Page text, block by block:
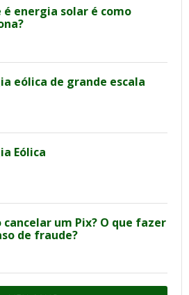
é energia solar é como
eólica de grande escala
Eólica
cancelar um Pix? O que fazer
de fraude?